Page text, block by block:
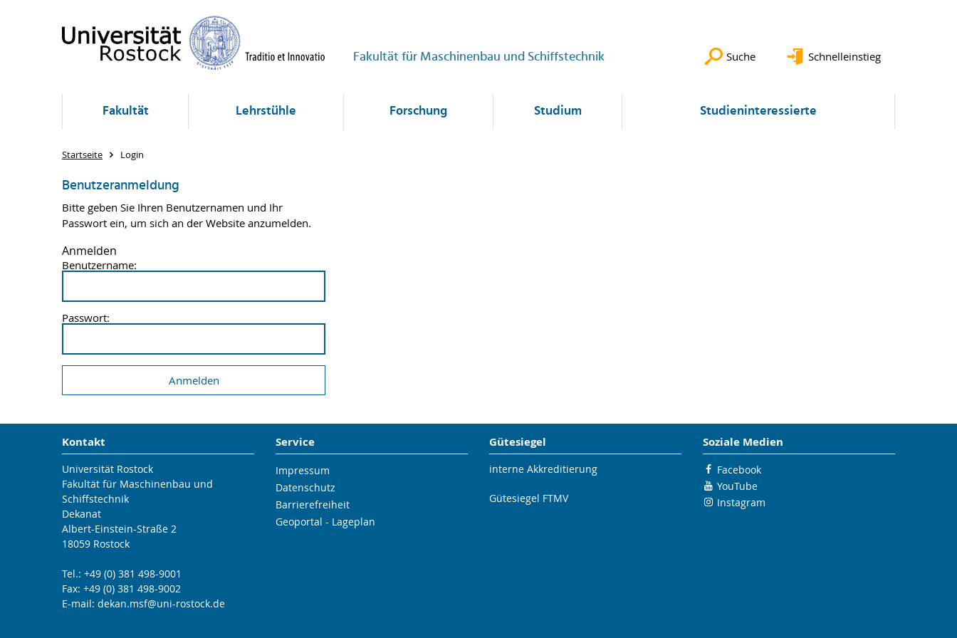
Fakultät für Maschinenbau und Schiffstechnik Suche Schnelleinstieg
Fakultät Lehrstühle Forschung Studium Studieninteressierte
Startseite Login
Benutzeranmeldung
Bitte geben Sie Ihren Benutzernamen und Ihr
Passwort ein, um sich an der Website anzumelden.
Anmelden
Benutzername:
Passwort:
Kontakt
Universität Rostock
Fakultät für Maschinenbau und
Schiffstechnik
Dekanat
Albert-Einstein-Straße 2
18059 Rostock
Tel.: +49 (0) 381 498-9001
Fax: +49 (0) 381 498-9002
E-mail: dekan.msf@uni-rostock.de
Service
Impressum
Datenschutz
Barrierefreiheit
Geoportal - Lageplan
Gütesiegel
interne Akkreditierung
Gütesiegel FTMV
Soziale Medien
Facebook
YouTube
Instagram